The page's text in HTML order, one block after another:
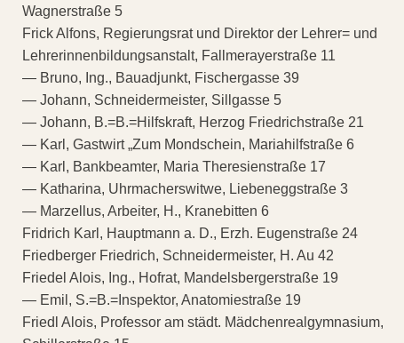
Wagnerstraße 5
Frick Alfons, Regierungsrat und Direktor der Lehrer= und
Lehrerinnenbildungsanstalt, Fallmerayerstraße 11
— Bruno, Ing., Bauadjunkt, Fischergasse 39
— Johann, Schneidermeister, Sillgasse 5
— Johann, B.=B.=Hilfskraft, Herzog Friedrichstraße 21
— Karl, Gastwirt „Zum Mondschein, Mariahilfstraße 6
— Karl, Bankbeamter, Maria Theresienstraße 17
— Katharina, Uhrmacherswitwe, Liebeneggstraße 3
— Marzellus, Arbeiter, H., Kranebitten 6
Fridrich Karl, Hauptmann a. D., Erzh. Eugenstraße 24
Friedberger Friedrich, Schneidermeister, H. Au 42
Friedel Alois, Ing., Hofrat, Mandelsbergerstraße 19
— Emil, S.=B.=Inspektor, Anatomiestraße 19
Friedl Alois, Professor am städt. Mädchenrealgymnasium,